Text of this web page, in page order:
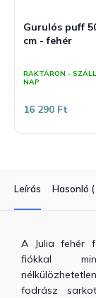
Gurulós puff
cm - fehér
termék
átlagos
5-
ből
RAKTÁRON -
NAP
16 290 Ft
Leírás Hasonló
A Julia fehér
fiókkal
fodrász